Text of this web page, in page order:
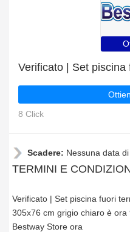
8 Click
Scadere: Nessuna data
TERMINI E
Verificato | Set piscina fuori
305x76 cm grigio chiaro è
Bestway Store ora